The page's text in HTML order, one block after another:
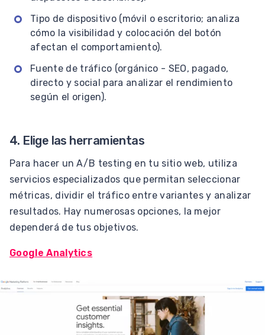
Tipo de dispositivo (móvil o escritorio; analiza
cómo la visibilidad y colocación del botón
afectan el comportamiento).
Fuente de tráfico (orgánico - SEO, pagado,
directo y social para analizar el rendimiento
según el origen).
4. Elige las herramientas
Para hacer un A/B testing en tu sitio web, utiliza
servicios especializados que permitan seleccionar
métricas, dividir el tráfico entre variantes y analizar
resultados. Hay numerosas opciones, la mejor
dependerá de tus objetivos.
Google Analytics